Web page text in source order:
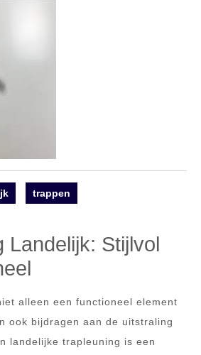
trappen
Landelijk: Stijlvol
alleen een functioneel element
ook bijdragen aan de uitstraling
landelijke trapleuning is een